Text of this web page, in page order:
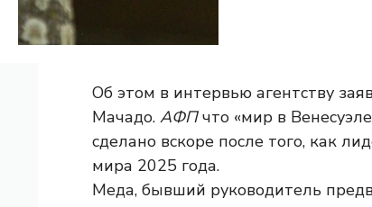
Об этом в интервью агентству
Мачадо. АФПчто «мир в
сделано вскоре после того, как
мира 2025 года.
Меда, бывший руководитель